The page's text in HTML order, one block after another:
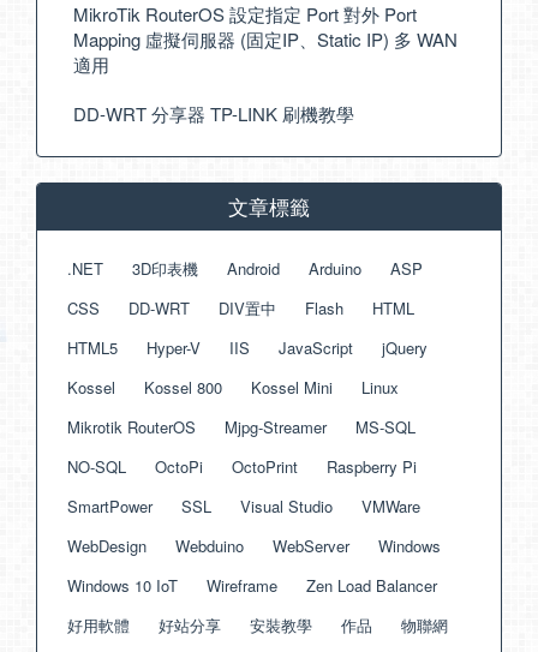
MikroTik RouterOS 設定指定 Port 對外 Port
Mapping 虛擬伺服器 (固定IP、Static IP) 多 WAN
適用
DD-WRT 分享器 TP-LINK 刷機教學
文章標籤
.NET 3D印表機 Android Arduino
ASP
CSS
DD-WRT DIV置中 Flash
HTML
HTML5
Hyper-V IIS JavaScript
jQuery
Kossel
Kossel 800 Kossel Mini
Linux
Mikrotik RouterOS
Mjpg-Streamer
MS-SQL
NO-SQL
OctoPi OctoPrint
Raspberry Pi
SmartPower
SSL Visual Studio
VMWare
WebDesign
Webduino WebServer
Windows
Windows 10 IoT
Wireframe
Zen Load Balancer
好用軟體
好站分享 安裝教學 作品
物聯網